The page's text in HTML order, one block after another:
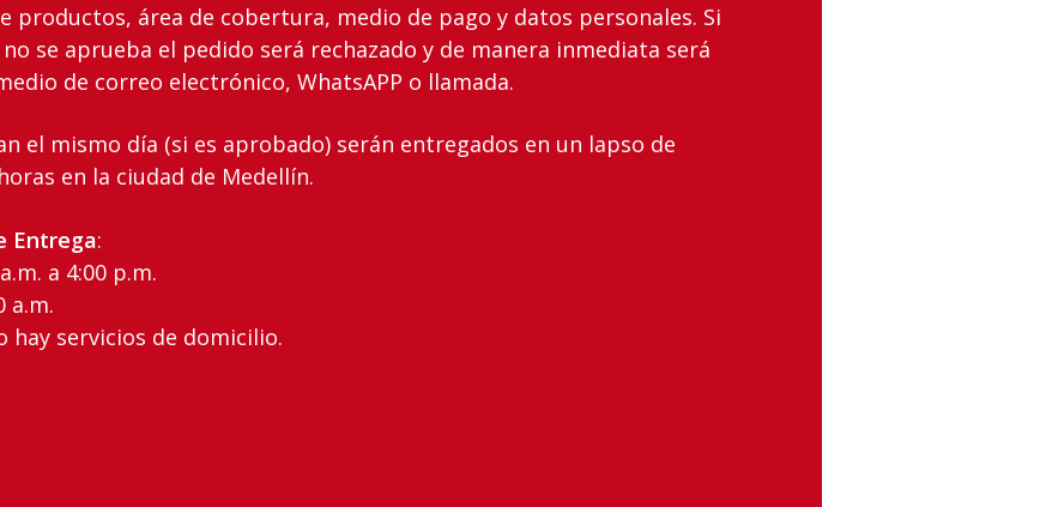
productos, área de cobertura, medio de pago y datos personales. Si
se aprueba el pedido será rechazado y de manera inmediata será
de correo electrónico, WhatsAPP o llamada.
‌el‌ ‌mismo‌ ‌día‌ (si es aprobado) ‌serán‌ ‌entregados‌ ‌en‌ ‌un‌ ‌lapso‌ ‌de
‌en‌ ‌la‌ ciudad‌ ‌de‌ ‌Medellín‌.
‌Entrega:‌ ‌
‌a‌ ‌4:00‌ ‌p.m.‌
‌hay‌ ‌servicios‌ ‌de‌ ‌domicilio.‌